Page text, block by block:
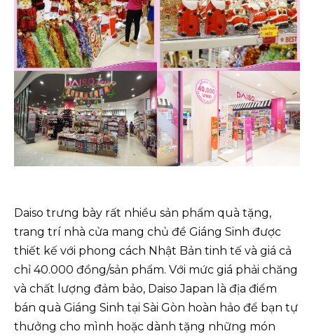
Daiso trưng bày rất nhiều sản phẩm quà tặng,
trang trí nhà cửa mang chủ đề Giáng Sinh được
thiết kế với phong cách Nhật Bản tinh tế và giá cả
chỉ 40.000 đồng/sản phẩm. Với mức giá phải chăng
và chất lượng đảm bảo, Daiso Japan là địa điểm
bán quà Giáng Sinh tại Sài Gòn hoàn hảo để bạn tự
thưởng cho mình hoặc dành tặng những món